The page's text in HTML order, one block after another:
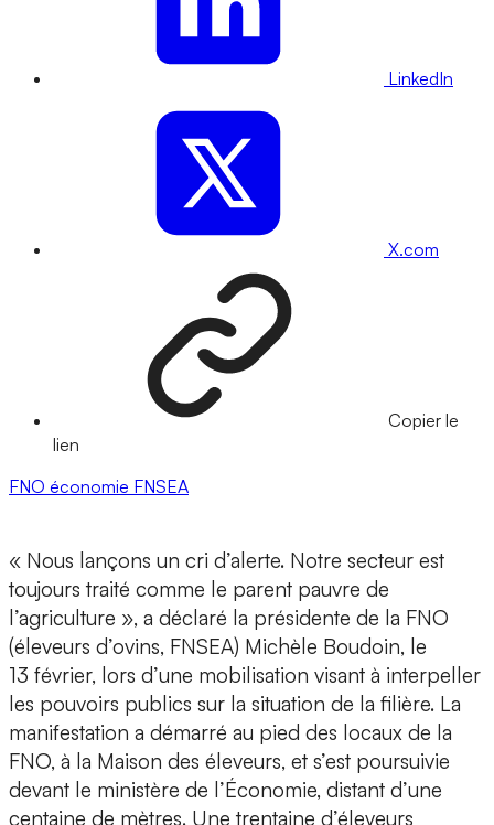
LinkedIn
X.com
Copier le
lien
FNO économie FNSEA
« Nous lançons un cri d’alerte. Notre secteur est
toujours traité comme le parent pauvre de
l’agriculture », a déclaré la présidente de la FNO
(éleveurs d’ovins, FNSEA) Michèle Boudoin, le
13 février, lors d’une mobilisation visant à interpeller
les pouvoirs publics sur la situation de la filière. La
manifestation a démarré au pied des locaux de la
FNO, à la Maison des éleveurs, et s’est poursuivie
devant le ministère de l’Économie, distant d’une
centaine de mètres. Une trentaine d’éleveurs